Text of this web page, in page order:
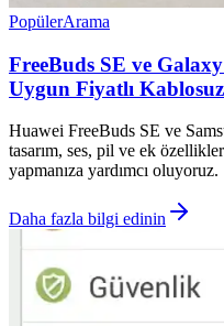
PopülerArama
FreeBuds SE ve
Uygun Fiyatlı
Huawei FreeBuds SE ve
tasarım, ses, pil ve ek
yapmanıza yardımcı oluyoruz.
Daha fazla bilgi edinin